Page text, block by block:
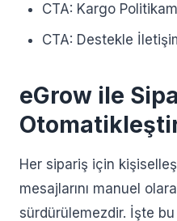
CTA: Kargo
CTA: Destekle
eGrow ile
Her sipariş için
mesajlarını manuel
sürdürülemezdir. İşte